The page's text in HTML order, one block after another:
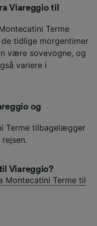
Viareggio til
Terme
tidlige morgentimer
være sovevogne, og
variere i
og
Terme tilbagelægger
Viareggio?
Montecatini Terme til